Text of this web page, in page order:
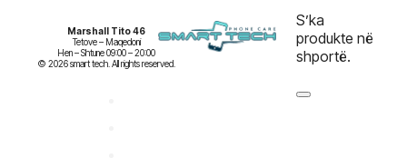
Marshall Tito 46
Tetove – Maqedoni
Hen – Shtune 09:00 – 20:00
S’ka
produkte në
shportë.